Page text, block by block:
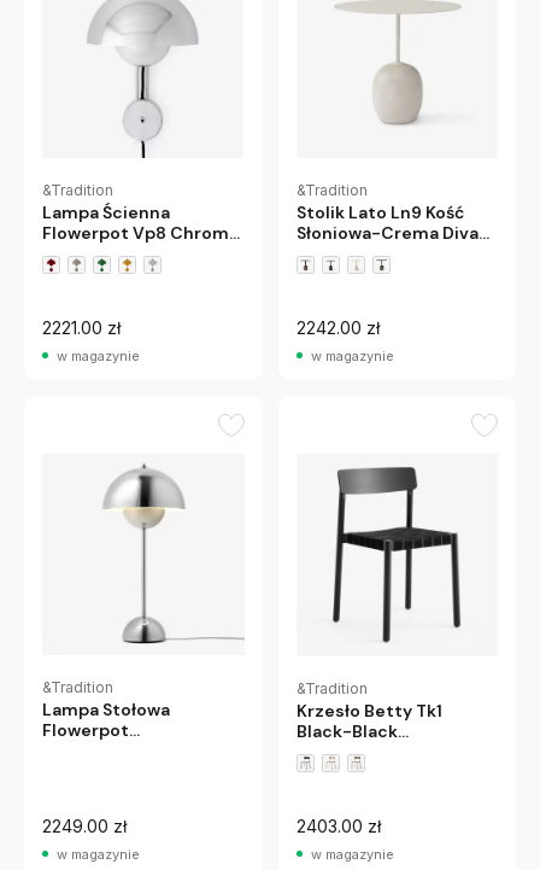
&Tradition
Lampa Ścienna
Flowerpot Vp8 Chrome
Andtradition
2221.00 zł
w magazynie
&Tradition
Stolik Lato Ln9 Kość
Słoniowa-Crema Diva
Marble Andtradition
2242.00 zł
w magazynie
&Tradition
Lampa Stołowa
Flowerpot
2249.00 zł
w magazynie
&Tradition
Krzesło Betty Tk1
Black-Black
Andtradition
2403.00 zł
w magazynie